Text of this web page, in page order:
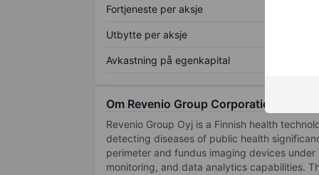
Fortjeneste per aksje
Utbytte per aksje
Avkastning på egenkapital
Om Revenio Group Corporation
Revenio Group Oyj is a Finnish health
detecting diseases of public health
perimeter and fundus imaging devices
monitoring, and data analytics capabilities.